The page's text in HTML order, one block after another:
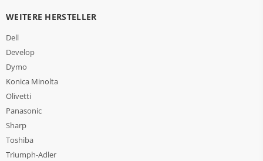
WEITERE HERSTELLER
Dell
Develop
Dymo
Konica Minolta
Olivetti
Panasonic
Sharp
Toshiba
Triumph-Adler